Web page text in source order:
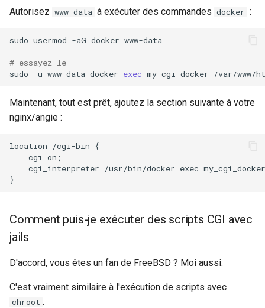
Autorisez www-data à exécuter des commandes docker :
sudo usermod -aG docker www-data
# essayez-le
sudo -u www-data docker exec my_cgi_docker
Maintenant, tout est prêt, ajoutez la section suivante à votre
nginx/angie :
location /cgi-bin {
    cgi on;
cgi_interpreter /usr/bin/docker exec
Comment puis-je exécuter des scripts CGI avec
jails
D'accord, vous êtes un fan de FreeBSD ? Moi aussi.
C'est vraiment similaire à l'exécution de scripts avec
chroot .